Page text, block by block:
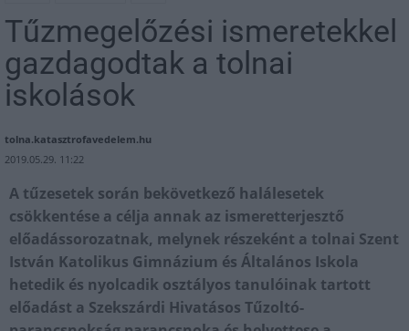
Tűzmegelőzési ismeretekkel
gazdagodtak a tolnai
iskolások
tolna.katasztrofavedelem.hu
2019.05.29. 11:22
A tűzesetek során bekövetkező halálesetek
csökkentése a célja annak az ismeretterjesztő
előadássorozatnak, melynek részeként a tolnai Szent
István Katolikus Gimnázium és Általános Iskola
hetedik és nyolcadik osztályos tanulóinak tartott
előadást a Szekszárdi Hivatásos Tűzoltó-